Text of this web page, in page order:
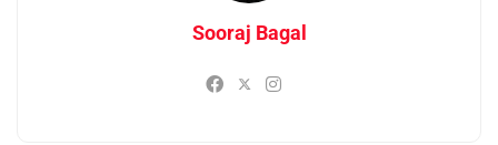
Sooraj Bagal